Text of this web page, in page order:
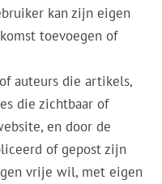
kan zijn eigen
toevoegen of
auteurs die artikels,
die zichtbaar of
en door de
of gepost zijn
vrije wil, met eigen